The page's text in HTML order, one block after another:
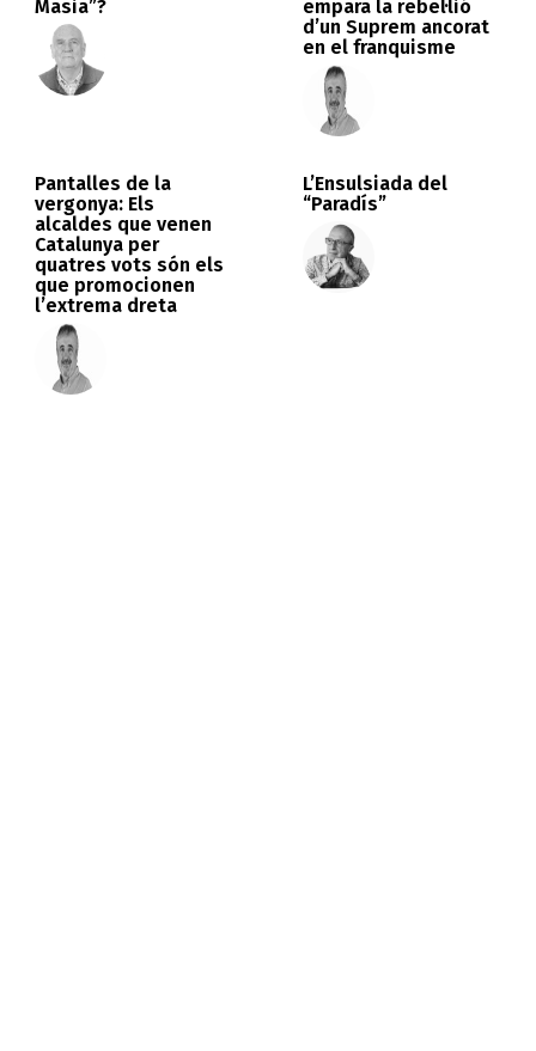
Masia”?
empara la rebel·lió
d’un Suprem ancorat
en el franquisme
Pantalles de la
vergonya: Els
alcaldes que venen
Catalunya per
quatres vots són els
que promocionen
l’extrema dreta
L’Ensulsiada del
“Paradís”